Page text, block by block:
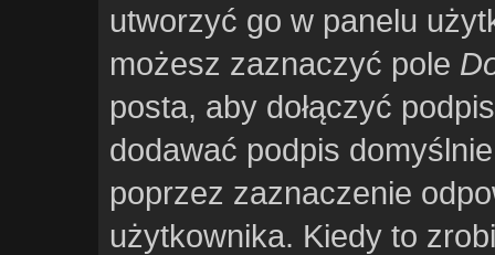
utworzyć go w panelu
możesz zaznaczyć pole
posta, aby dołączyć
dodawać podpis
poprzez zaznaczenie
użytkownika. Kiedy to